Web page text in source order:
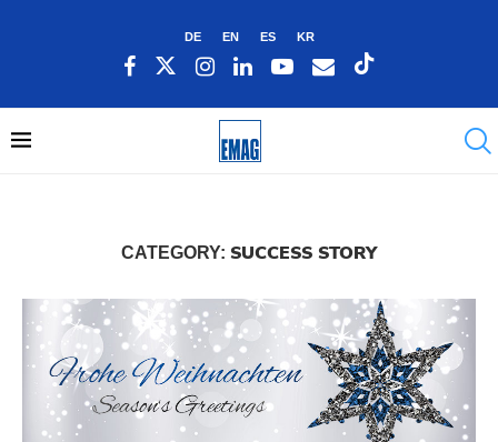
DE EN ES KR
CATEGORY: SUCCESS STORY